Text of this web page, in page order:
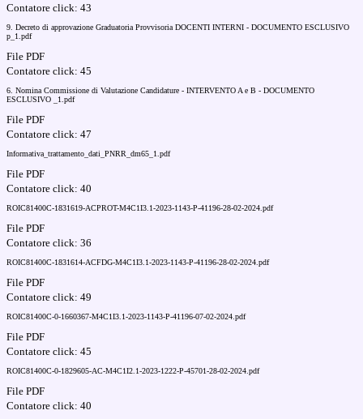
Contatore click: 43
9. Decreto di approvazione Graduatoria Provvisoria DOCENTI INTERNI - DOCUMENTO ESCLUSIVO
p_1.pdf
File PDF
Contatore click: 45
6. Nomina Commissione di Valutazione Candidature - INTERVENTO A e B - DOCUMENTO
ESCLUSIVO _1.pdf
File PDF
Contatore click: 47
Informativa_trattamento_dati_PNRR_dm65_1.pdf
File PDF
Contatore click: 40
ROIC81400C-1831619-ACPROT-M4C1I3.1-2023-1143-P-41196-28-02-2024.pdf
File PDF
Contatore click: 36
ROIC81400C-1831614-ACFDG-M4C1I3.1-2023-1143-P-41196-28-02-2024.pdf
File PDF
Contatore click: 49
ROIC81400C-0-1660367-M4C1I3.1-2023-1143-P-41196-07-02-2024.pdf
File PDF
Contatore click: 45
ROIC81400C-0-1829605-AC-M4C1I2.1-2023-1222-P-45701-28-02-2024.pdf
File PDF
Contatore click: 40